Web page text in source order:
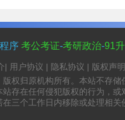
序 考公考证-考研政治-91
| 用户协议 | 隐私协议 | 版权声明
权归原机构所有。本站不存
存在任何侵犯版权的行为，
三个工作日内移除或处理相